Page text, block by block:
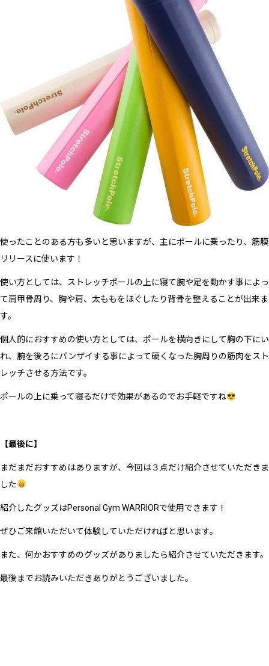
使ったことのある方も多いと思いますが、主にポールに乗ったり、筋膜
リリースに使います！
使い方としては、ストレッチポールの上に寝て腕や足を動かす事によっ
て肩甲骨周り、胸や肩、太ももをほぐしたり背骨を整えることが出来ま
す。
個人的におすすめの使い方としては、ポールを横向きにして胸の下にい
れ、腕を後ろにバンザイする事によって硬くなった胸周りの筋肉をスト
レッチさせる方法です。
ポールの上に乗って寝るだけで効果があるのでお手軽ですね
【最後に】
まだまだおすすめはありますが、今回は３点だけ紹介させていただきま
した
紹介したグッズはPersonal Gym WARRIORで使用できます！
ぜひご来館いただいて体験していただければと思います。
また、何かおすすめのグッズがありましたら紹介させていただきます。
最後までお読みいただきありがとうございました。